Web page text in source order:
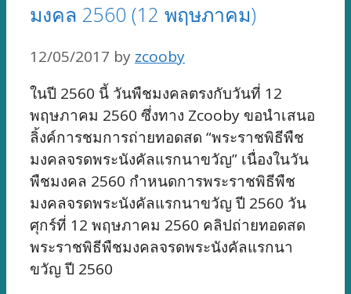
มงคล 2560 (12 พฤษภาคม)
12/05/2017 by zcooby
ในปี 2560 นี้ วันพืชมงคลตรงกับวันที่ 12
พฤษภาคม 2560 ซึ่งทาง Zcooby ขอนำเสนอ
ลิ้งค์การชมการถ่ายทอดสด “พระราชพิธีพืช
มงคลจรดพระนังคัลแรกนาขวัญ” เนื่องในวัน
พืชมงคล 2560 กำหนดการพระราชพิธีพืช
มงคลจรดพระนังคัลแรกนาขวัญ ปี 2560 วัน
ศุกร์ที่ 12 พฤษภาคม 2560 คลิปถ่ายทอดสด
พระราชพิธีพืชมงคลจรดพระนังคัลแรกนา
ขวัญ ปี 2560